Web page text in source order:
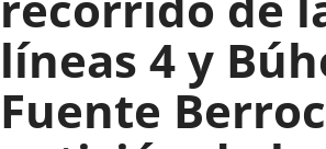
líneas 4 y
Fuente